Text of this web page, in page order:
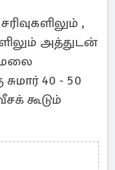
,
அத்துடன்
40 - 50
கூடும்